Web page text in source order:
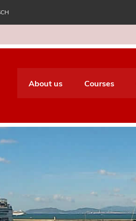
World Italiano
About us Courses